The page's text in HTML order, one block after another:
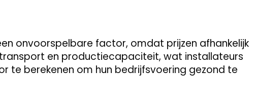
onvoorspelbare factor, omdat prijzen afhankelijk
en productiecapaciteit, wat installateurs
te berekenen om hun bedrijfsvoering gezond te